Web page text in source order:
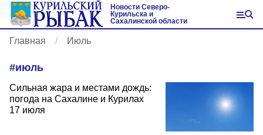
Новости Северо-
Курильска и
Сахалинской области
Главная Июль
#июль
Сильная жара и местами дождь:
погода на Сахалине и Курилах
17 июля